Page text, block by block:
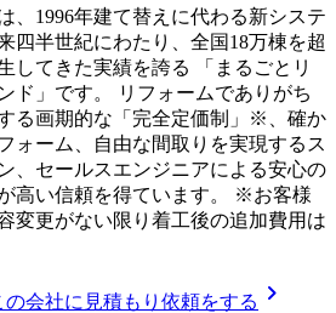
、1996年建て替えに代わる新システ
四半世紀にわたり、全国18万棟を超
してきた実績を誇る 「まるごとリ
ド」です。 リフォームでありがち
る画期的な「完全定価制」※、確か
ォーム、自由な間取りを実現するス
、セールスエンジニアによる安心の
高い信頼を得ています。 ※お客様
変更がない限り着工後の追加費用は
の会社に見積もり依頼をする chevron_right